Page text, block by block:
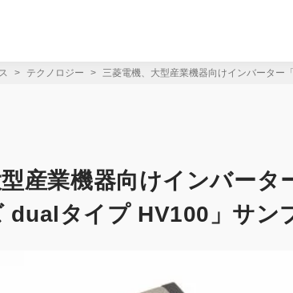
テクノロジー 三菱電機、大型産業機器向けインバーター
産業機器向けインバータ
dualタイプ HV100」サン